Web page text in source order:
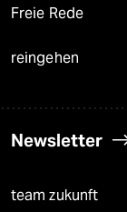
Freie Rede
reingehen
Newsletter
team zukunft